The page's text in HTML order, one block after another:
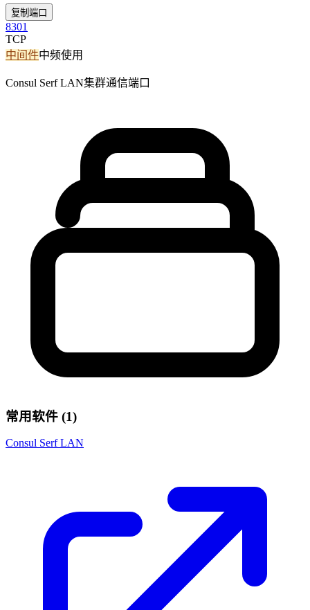
复制端口
8301
TCP
中间件中频使用
Consul Serf LAN集群通信端口
常用软件 (1)
Consul Serf LAN